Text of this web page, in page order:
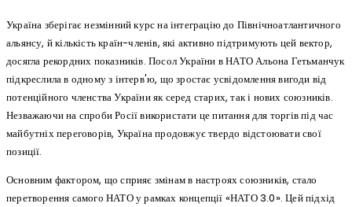
Україна зберігає незмінний курс на інтеграцію до Північноатлантичного
альянсу, й кількість країн-членів, які активно підтримують цей вектор,
досягла рекордних показників. Посол України в НАТО Альона Гетьманчук
підкреслила в одному з інтерв'ю, що зростає усвідомлення вигоди від
потенційного членства України як серед старих, так і нових союзників.
Незважаючи на спроби Росії використати це питання для торгів під час
майбутніх переговорів, Україна продовжує твердо відстоювати свої
позиції.
Основним фактором, що сприяє змінам в настроях союзників, стало
перетворення самого НАТО у рамках концепції «НАТО 3.0». Цей підхід